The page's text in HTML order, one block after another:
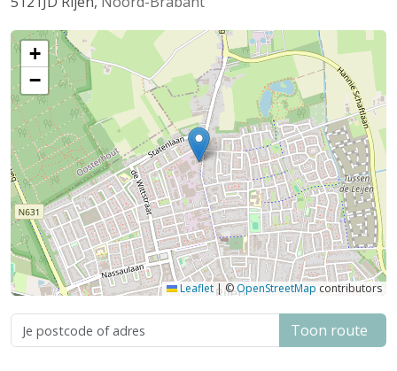
+
−
Leaflet|©OpenStreetMap contributors
Toon route